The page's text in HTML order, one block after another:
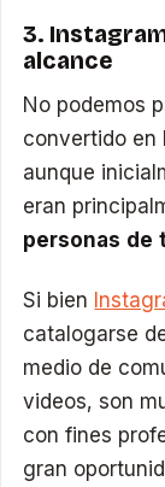
3.
alcance
No podemos
convertido en
aunque
eran
personas de
Si bien
catalogarse
medio de
videos, son
con fines
gran